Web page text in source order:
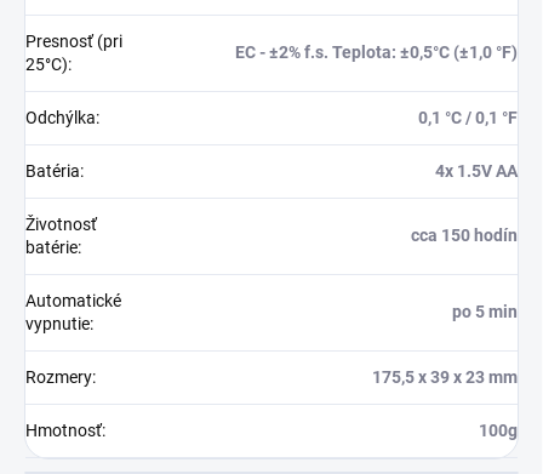
Presnosť (pri
25°C):
EC - ±2% f.s. Teplota: ±0,5°C (±1,0 °F)
Odchýlka: 0,1 °C / 0,1 °F
Batéria: 4x 1.5V AA
Životnosť
batérie:
cca 150 hodín
Automatické
vypnutie:
po 5 min
Rozmery: 175,5 x 39 x 23 mm
Hmotnosť: 100g